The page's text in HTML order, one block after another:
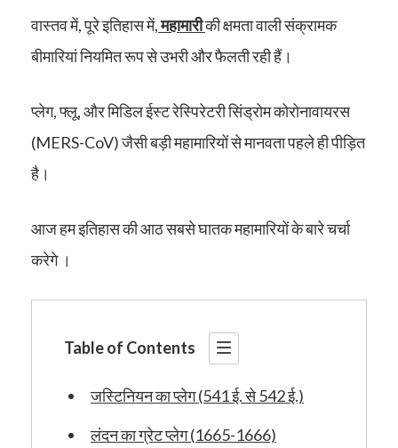
वास्तव में, पूरे इतिहास में,महामारीकी क्षमता वाली संक्रामक
बीमारियां नियमित रूप से उभरी और फैलती रही हैं।
प्लेग, फ्लू, और मिडिल ईस्ट रेस्पिरेटरी सिंड्रोम कोरोनावायरस
(MERS-CoV) जैसी बड़ी महामारियों से मानवता पहले ही पीड़ित
है।
आज हम इतिहास की आठ सबसे घातक महामारियों के बारे चर्चा
करेगे ।
Table of Contents
जस्टिनियन का प्लेग (541 ई. से 542 ई.)
लंदन का ग्रेट प्लेग (1665-1666)